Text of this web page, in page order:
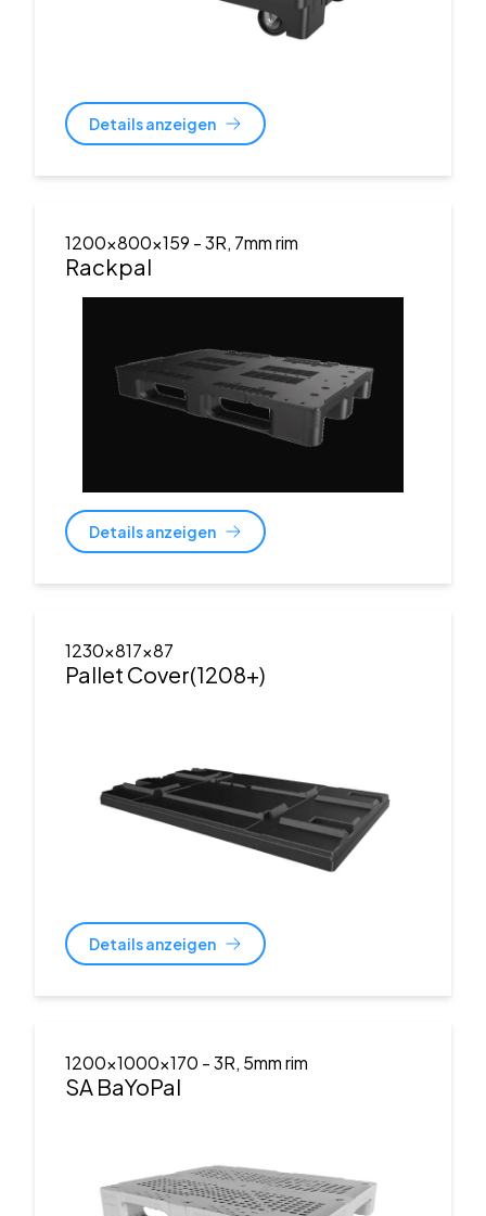
Details anzeigen
1200x800x159 - 3R, 7mm rim
Rackpal
Details anzeigen
1230x817x87
Pallet Cover(1208+)
Details anzeigen
1200x1000x170 - 3R, 5mm rim
SA BaYoPal